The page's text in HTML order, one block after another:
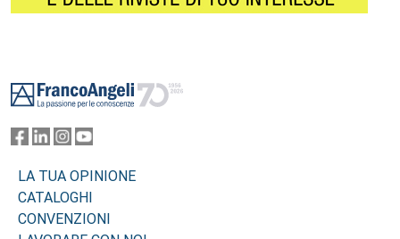
LA TUA OPINIONE
CATALOGHI
CONVENZIONI